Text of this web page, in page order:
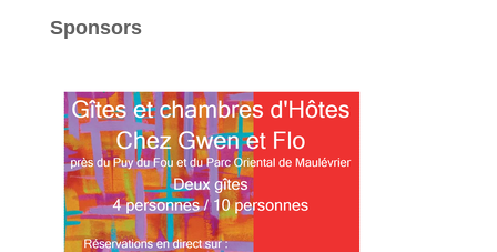
Sponsors